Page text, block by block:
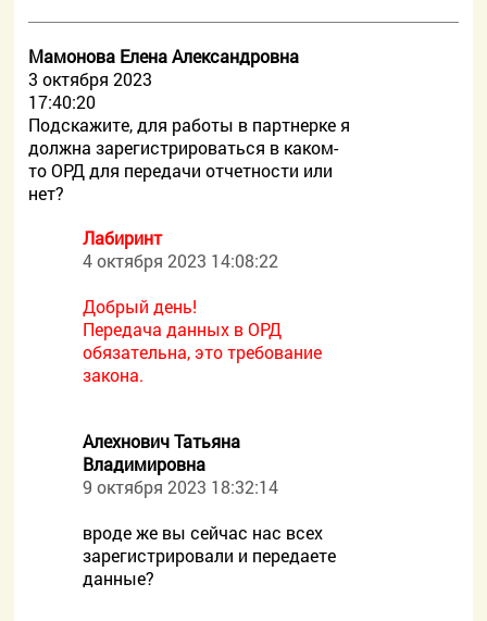
Мамонова Елена Александровна
3 октября 2023
17:40:20
Подскажите, для работы в партнерке я
должна зарегистрироваться в каком-
то ОРД для передачи отчетности или
нет?
Лабиринт
4 октября 2023 14:08:22
Добрый день!
Передача данных в ОРД
обязательна, это требование
закона.
Алехнович Татьяна
Владимировна
9 октября 2023 18:32:14
вроде же вы сейчас нас всех
зарегистрировали и передаете
данные?